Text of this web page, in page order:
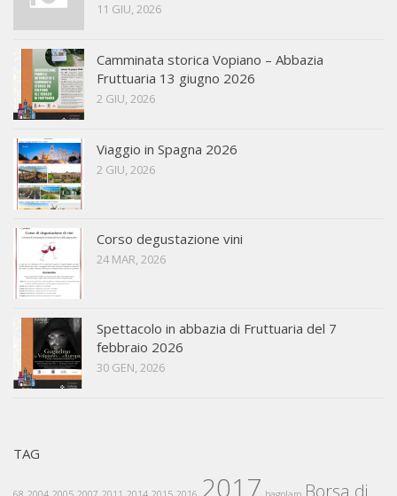
11 GIU, 2026
Camminata storica Vopiano – Abbazia
Fruttuaria 13 giugno 2026
2 GIU, 2026
Viaggio in Spagna 2026
2 GIU, 2026
Corso degustazione vini
24 MAR, 2026
Spettacolo in abbazia di Fruttuaria del 7
febbraio 2026
30 GEN, 2026
TAG
2017